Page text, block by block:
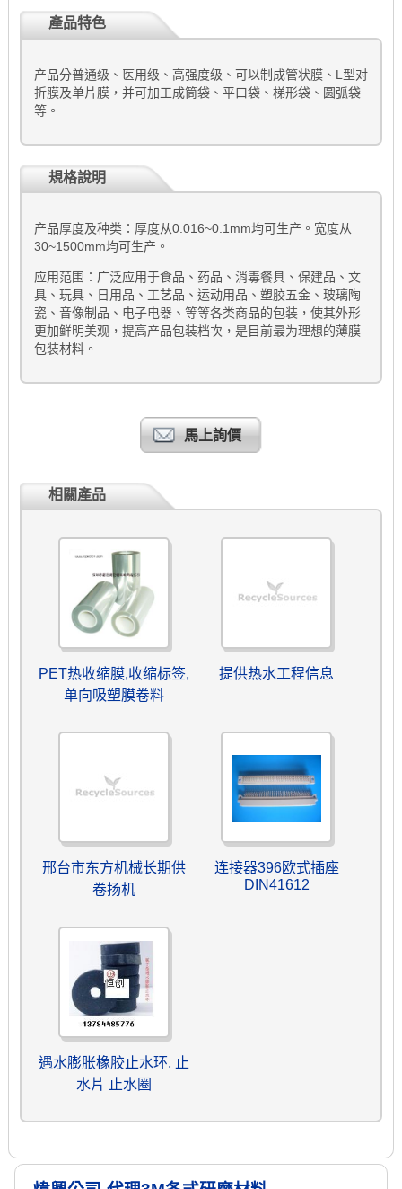
產品特色
产品分普通级、医用级、高强度级、可以制成管状膜、L型对
折膜及单片膜，并可加工成筒袋、平口袋、梯形袋、圆弧袋
等。
規格說明
产品厚度及种类：厚度从0.016~0.1mm均可生产。宽度从
30~1500mm均可生产。
应用范围：广泛应用于食品、药品、消毒餐具、保建品、文
具、玩具、日用品、工艺品、运动用品、塑胶五金、玻璃陶
瓷、音像制品、电子电器、等等各类商品的包装，使其外形
更加鲜明美观，提高产品包装档次，是目前最为理想的薄膜
包装材料。
馬上詢價
相關產品
PET热收缩膜,收缩标签,
单向吸塑膜卷料
提供热水工程信息
邢台市东方机械长期供
卷扬机
连接器396欧式插座
DIN41612
遇水膨胀橡胶止水环, 止
水片 止水圈